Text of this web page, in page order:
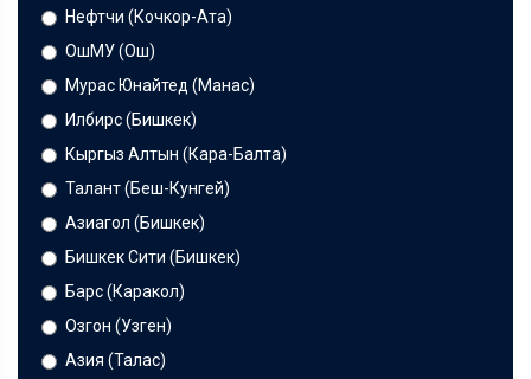
Нефтчи (Кочкор-Ата)
ОшМУ (Ош)
Мурас Юнайтед (Манас)
Илбирс (Бишкек)
Кыргыз Алтын (Кара-Балта)
Талант (Беш-Кунгей)
Азиагол (Бишкек)
Бишкек Сити (Бишкек)
Барс (Каракол)
Озгон (Узген)
Азия (Талас)